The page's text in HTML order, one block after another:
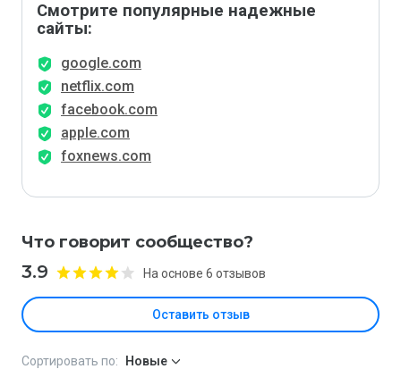
Смотрите популярные надежные
сайты:
google.com
netflix.com
facebook.com
apple.com
foxnews.com
Что говорит сообщество?
3.9 На основе 6 отзывов
Оставить отзыв
Сортировать по: Новые